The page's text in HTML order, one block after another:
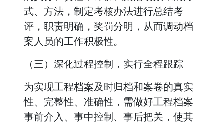
式、方法，制定考核办法进行总结考
评，职责明确，奖罚分明，从而调动档
案人员的工作积极性。
（三）深化过程控制，实行全程跟踪
为实现工程档案及时归档和案卷的真实
性、完整性、准确性，需做好工程档案
事前介入、事中控制、事后把关，使其